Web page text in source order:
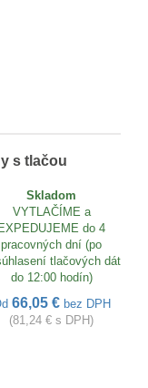
s tlačou
Skladom
VYTLAČÍME a
EXPEDUJEME do 4
pracovných dní (po
tlačových dát
do 12:00 hodín)
66,05 € bez DPH
(81,24 € s DPH)